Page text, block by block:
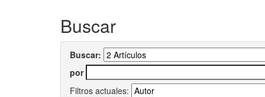
Buscar
Buscar:
por
Filtros actuales: